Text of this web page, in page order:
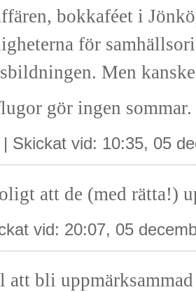
bokkaféet i
för
Men
gör ingen sommar.
| Skickat vid: 10:35, 05
att de (med rätta!)
vid: 20:07, 05
att bli